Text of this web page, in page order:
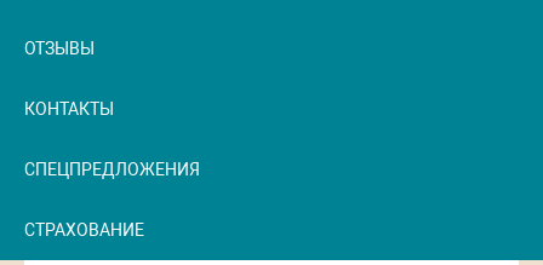
ОТЗЫВЫ
КОНТАКТЫ
СПЕЦПРЕДЛОЖЕНИЯ
СТРАХОВАНИЕ